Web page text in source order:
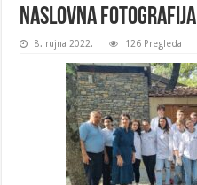
naslovna fotografija
8. rujna 2022. 126 Pregleda